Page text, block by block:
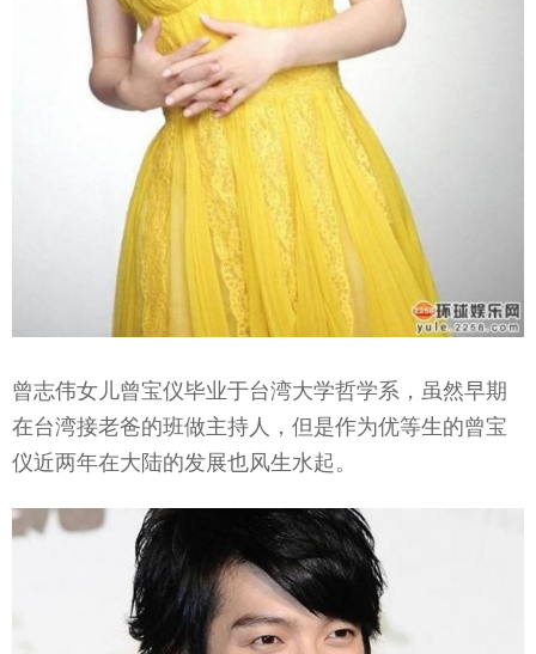
曾志伟女儿曾宝仪毕业于台湾大学哲学系，虽然早期
在台湾接老爸的班做主持人，但是作为优等生的曾宝
仪近两年在大陆的发展也风生水起。